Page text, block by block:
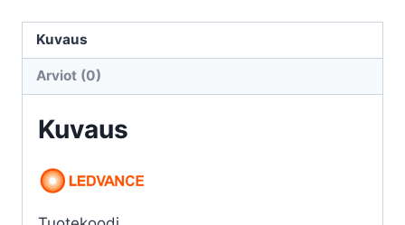
BLKH
RD
CCT
VA
Kuvaus
Arviot (0)
Kuvaus